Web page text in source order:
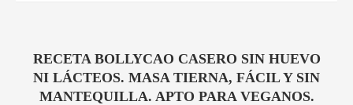
RECETA BOLLYCAO CASERO SIN HUEVO
NI LÁCTEOS. MASA TIERNA, FÁCIL Y SIN
MANTEQUILLA. APTO PARA VEGANOS.